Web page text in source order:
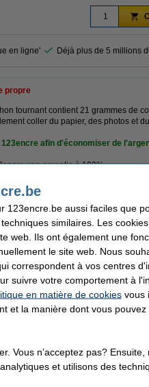
en ligne' Déjà plus de 5 millions
propre
tournant contient 21 grammes de
coller du papier, des photos et
afin d'économiser de
une garantie à 100%.
195 mm
ramette de 500 feuilles A4 - 80 g/m²
123encre.be aussi faciles que
similaires. Les
web. Ils ont également une
le site web. Nous
correspondent à vos centres
suivre votre comportement à
en matière de cookiesvous
et la manière dont vous pouvez
Vous n’acceptez pas?
et utilisons des